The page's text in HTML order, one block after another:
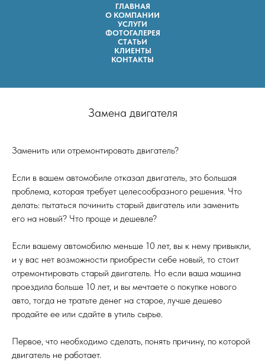
ГЛАВНАЯ
О КОМПАНИИ
УСЛУГИ
ФОТОГАЛЕРЕЯ
СТАТЬИ
КЛИЕНТЫ
КОНТАКТЫ
Замена двигателя
Заменить или отремонтировать двигатель?
Если в вашем автомобиле отказал двигатель, это большая
проблема, которая требует целесообразного решения. Что
делать: пытаться починить старый двигатель или заменить
его на новый? Что проще и дешевле?
Если вашему автомобилю меньше 10 лет, вы к нему привыкли,
и у вас нет возможности приобрести себе новый, то стоит
отремонтировать старый двигатель. Но если ваша машина
проездила больше 10 лет, и вы мечтаете о покупке нового
авто, тогда не тратьте денег на старое, лучше дешево
продайте ее или сдайте в утиль сырье.
Первое, что необходимо сделать, понять причину, по которой
двигатель не работает.